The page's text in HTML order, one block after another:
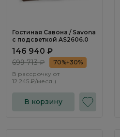
Гостиная Савона / Savona
с подсветкой AS2606.0
146 940 ₽
699 713 ₽
70%+30%
В рассрочку от
12 245 ₽/месяц
В корзину